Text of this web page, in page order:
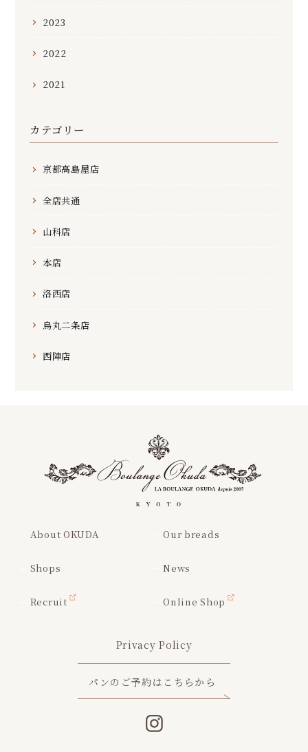
2023
2022
2021
カテゴリー
京都高島屋店
全店共通
山科店
本店
洛西店
烏丸二条店
西陣店
About OKUDA Our breads
Shops News
Recruit Online Shop
Privacy Policy
パンのご予約はこちらから